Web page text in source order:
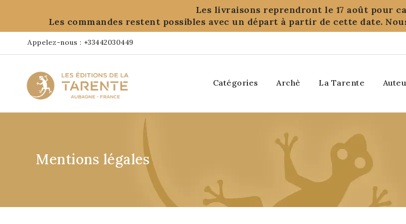
Les livraisons reprendront le 17 août pour
Les commandes restent possibles avec un départ à partir de cette date.
Appelez-nous : +33442030449
Catégories Archè La Tarente
Mentions légales